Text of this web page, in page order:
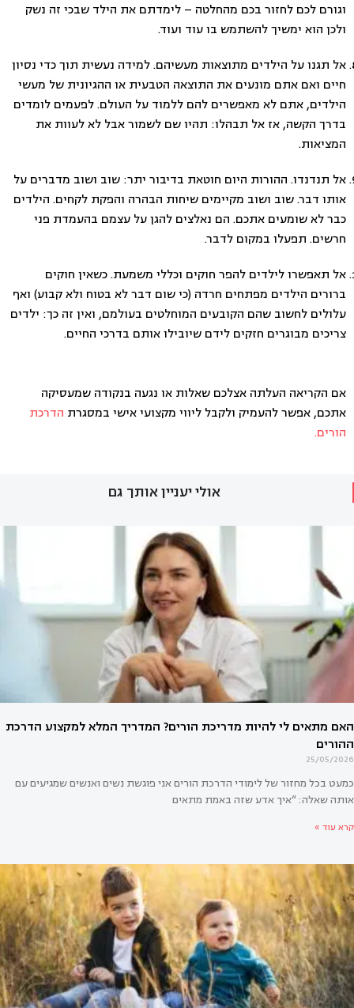
וגורם לכם לחזור בכם מהחלטה – לימדתם את הילד שבכי זה נשק
ולכן הוא ימשיך להשתמש בו עוד ועוד.
אל תגנו על הילדים מתוצאות מעשיהם. למידה נעשית תוך כדי נסיון
חיים ואם אתם מונעים את התוצאה הטבעית או ההגיונית של מעשי
הילדים, אתם לא מאפשרים להם ללמוד על העולם. לפעמים לומדים
בדרך הקשה, אז אל תבהלו: תהיו שם לשמור אבל לא לעוות את
המציאות.
אל תנדנדו. ההורות היום חוטאת בדיבור יתר: שוב ושוב מדברים על
אותו דבר. שוב ושוב מקיימים שיחות הבהרה והפקת לקחים. הילדים
כבר לא שומעים אתכם. הם נאלצים להגן על עצמם בהעמדת פני
חרשים. תפעלו במקום לדבר.
אל תאפשרו לילדים להפר חוקים וכללי משמעת. כשאין חוקים
ברורים הילדים מפתחים חרדה (כי שום דבר לא בטוח ולא קבוע) ואף
עלולים לחשוב שהם הקובעים המוחלטים בעולמם, ואין זה כך: ילדים
צריכים מבוגרים חזקים לידם שיובילו אותם בדרכי החיים.
אם הקריאה העלתה אצלכם שאלות או נגעה בנקודה שמעסיקה
אתכם, אפשר להעמיק ולקבל ליווי מקצועי אישי במסגרת הדרכת
הורים.
אולי יעניין אותך גם
לי להיות מדריכת הורים? המדריך המלא למקצוע הדרכת
25/05/2026
כמעט בכל מחזור של לימודי הדרכת הורים אני פוגשת נשים ואנשים שמגיעים עם
אותה שאלה: “איך אדע שזה באמת מתאים
קרא עוד »